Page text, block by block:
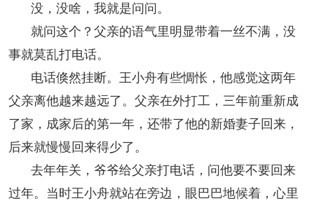
没，没啥，我就是问问。
就问这个？父亲的语气里明显带着一丝不满，没
事就莫乱打电话。
电话倏然挂断。王小舟有些惆怅，他感觉这两年
父亲离他越来越远了。父亲在外打工，三年前重新成
了家，成家后的第一年，还带了他的新婚妻子回来，
后来就慢慢回来得少了。
去年年关，爷爷给父亲打电话，问他要不要回来
过年。当时王小舟就站在旁边，眼巴巴地候着，心里